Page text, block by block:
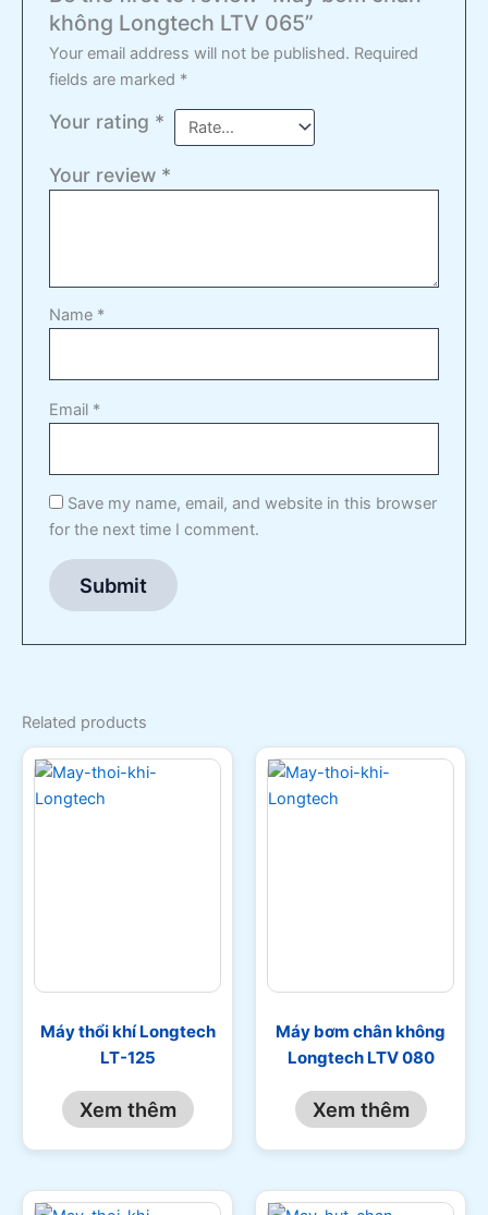
không Longtech LTV 065”
Your email address will not be published. Required
fields are marked *
Your rating *
Your review *
Name *
Email *
Save my name, email, and website in this browser
for the next time I comment.
Related products
Máy thổi khí Longtech
LT-125
Xem thêm
Máy bơm chân không
Longtech LTV 080
Xem thêm